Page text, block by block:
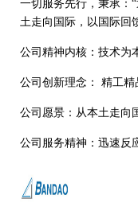
一切服务先行，秉承：
土走向国际，以国际回
公司精神内核：技术为
公司创新理念： 精工精
公司愿景：从本土走向
公司服务精神：迅速反